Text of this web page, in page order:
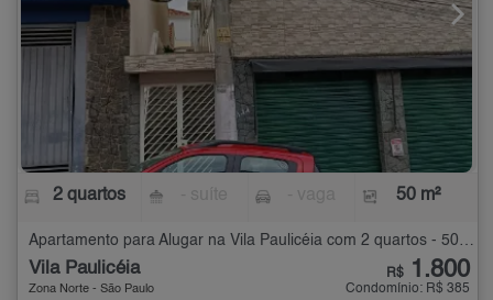
2 quartos 50 m²
Apartamento para Alugar na Vila Paulicéia com 2 quartos - 50 m²
Vila Paulicéia
Zona Norte - São Paulo
R$ 1.800
Condomínio: R$ 385